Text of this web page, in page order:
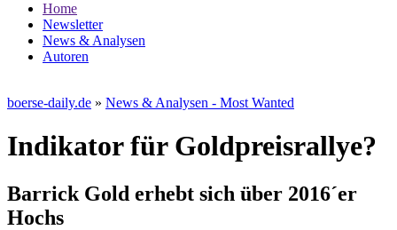
Home
Newsletter
News & Analysen
Autoren
boerse-daily.de » News & Analysen - Most Wanted
Indikator für Goldpreisrallye?
Barrick Gold erhebt sich über 2016´er
Hochs